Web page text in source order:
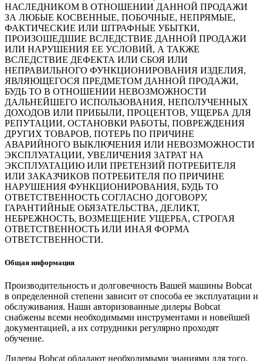
НАСЛЕДНИКОМ В ОТНОШЕНИИ ДАННОЙ ПРОДАЖИ
ЗА ЛЮБЫЕ КОСВЕННЫЕ, ПОБОЧНЫЕ, НЕПРЯМЫЕ,
ФАКТИЧЕСКИЕ ИЛИ ШТРАФНЫЕ УБЫТКИ,
ПРОИЗОШЕДШИЕ ВСЛЕДСТВИЕ ДАННОЙ ПРОДАЖИ
ИЛИ НАРУШЕНИЯ ЕЕ УСЛОВИЙ, А ТАКЖЕ
ВСЛЕДСТВИЕ ДЕФЕКТА ИЛИ СБОЯ ИЛИ
НЕПРАВИЛЬНОГО ФУНКЦИОНИРОВАНИЯ ИЗДЕЛИЯ,
ЯВЛЯЮЩЕГОСЯ ПРЕДМЕТОМ ДАННОЙ ПРОДАЖИ,
БУДЬ ТО В ОТНОШЕНИИ НЕВОЗМОЖНОСТИ
ДАЛЬНЕЙШЕГО ИСПОЛЬЗОВАНИЯ, НЕПОЛУЧЕННЫХ
ДОХОДОВ ИЛИ ПРИБЫЛИ, ПРОЦЕНТОВ, УЩЕРБА ДЛЯ
РЕПУТАЦИИ, ОСТАНОВКИ РАБОТЫ, ПОВРЕЖДЕНИЯ
ДРУГИХ ТОВАРОВ, ПОТЕРЬ ПО ПРИЧИНЕ
АВАРИЙНОГО ВЫКЛЮЧЕНИЯ ИЛИ НЕВОЗМОЖНОСТИ
ЭКСПЛУАТАЦИИ, УВЕЛИЧЕНИЯ ЗАТРАТ НА
ЭКСПЛУАТАЦИЮ ИЛИ ПРЕТЕНЗИЙ ПОТРЕБИТЕЛЯ
ИЛИ ЗАКАЗЧИКОВ ПОТРЕБИТЕЛЯ ПО ПРИЧИНЕ
НАРУШЕНИЯ ФУНКЦИОНИРОВАНИЯ, БУДЬ ТО
ОТВЕТСТВЕННОСТЬ СОГЛАСНО ДОГОВОРУ,
ГАРАНТИЙНЫЕ ОБЯЗАТЕЛЬСТВА, ДЕЛИКТ,
НЕБРЕЖНОСТЬ, ВОЗМЕЩЕНИЕ УЩЕРБА, СТРОГАЯ
ОТВЕТСТВЕННОСТЬ ИЛИ ИНАЯ ФОРМА
ОТВЕТСТВЕННОСТИ.
Общая информация
Производительность и долговечность Вашей машины Bobcat
в определенной степени зависит от способа ее эксплуатации и
обслуживания. Наши авторизованные дилеры Bobcat
снабжены всеми необходимыми инструментами и новейшей
документацией, а их сотрудники регулярно проходят
обучение.
Дилеры Bobcat обладают необходимыми знаниями для того,